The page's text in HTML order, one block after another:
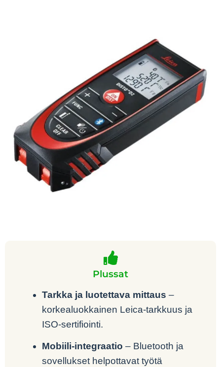
Plussat
Tarkka ja luotettava mittaus –
korkealuokkainen Leica-tarkkuus ja
ISO-sertifiointi.
Mobiili-integraatio – Bluetooth ja
sovellukset helpottavat työtä